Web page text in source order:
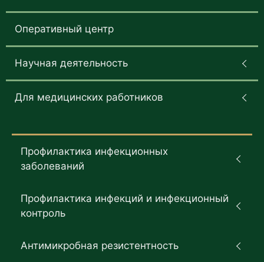
Оперативный центр
Научная деятельность
Для медицинских работников
Профилактика инфекционных
заболеваний
Профилактика инфекций и инфекционный
контроль
Антимикробная резистентность